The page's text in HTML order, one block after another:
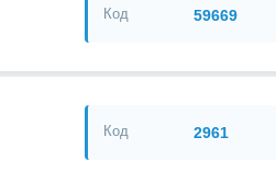
Код 59669
Код 2961